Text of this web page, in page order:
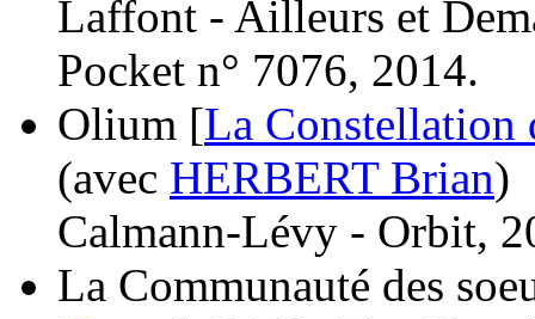
Laffont - Ailleurs et
Pocket n° 7076, 2014.
Olium [La Constellation
(avec HERBERT Brian)
Calmann-Lévy - Orbit,
La Communauté des